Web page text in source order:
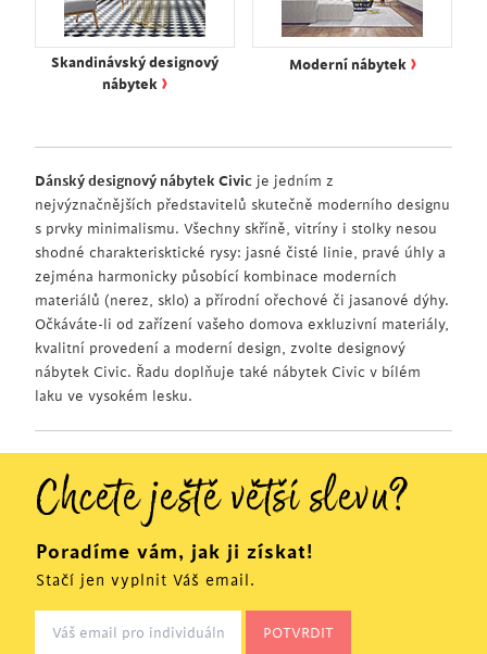
Skandinávský designový
nábytek ›
Moderní nábytek ›
Dánský designový nábytek Civic je jedním z
nejvýznačnějších představitelů skutečně moderního designu
s prvky minimalismu. Všechny skříně, vitríny i stolky nesou
shodné charakterisktické rysy: jasné čisté linie, pravé úhly a
zejména harmonicky působící kombinace moderních
materiálů (nerez, sklo) a přírodní ořechové či jasanové dýhy.
Očkáváte-li od zařízení vašeho domova exkluzivní materiály,
kvalitní provedení a moderní design, zvolte designový
nábytek Civic. Řadu doplňuje také nábytek Civic v bílém
laku ve vysokém lesku.
Chcete ještě větší slevu?
Poradíme vám, jak ji získat!
Stačí jen vyplnit Váš email.